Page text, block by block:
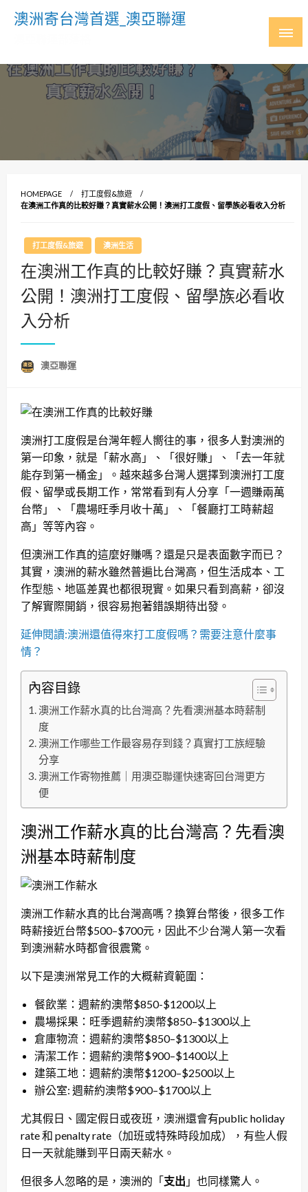
澳洲寄台灣首選_澳亞聯運
HOMEPAGE
打工度假&旅遊
在澳洲工作真的比較好賺？真實薪水公開！澳洲打工度假、留學族必看收入分析
打工度假&旅遊 澳洲生活
在澳洲工作真的比較好賺？真實薪水
公開！澳洲打工度假、留學族必看收
入分析
澳亞聯運
澳洲打工度假是台灣年輕人嚮往的事，很多人對澳洲的
第一印象，就是「薪水高」、「很好賺」、「去一年就
能存到第一桶金」。越來越多台灣人選擇到澳洲打工度
假、留學或長期工作，常常看到有人分享「一週賺兩萬
台幣」、「農場旺季月收十萬」、「餐廳打工時薪超
高」等等內容。
但澳洲工作真的這麼好賺嗎？還是只是表面數字而已？
其實，澳洲的薪水雖然普遍比台灣高，但生活成本、工
作型態、地區差異也都很現實。如果只看到高薪，卻沒
了解實際開銷，很容易抱著錯誤期待出發。
延伸閱讀:澳洲還值得來打工度假嗎？需要注意什麼事
情？
內容目錄
澳洲工作薪水真的比台灣高？先看澳洲基本時薪制
度
澳洲工作哪些工作最容易存到錢？真實打工族經驗
分享
澳洲工作寄物推薦｜用澳亞聯運快速寄回台灣更方
便
澳洲工作薪水真的比台灣高？先看澳
洲基本時薪制度
澳洲工作薪水真的比台灣高嗎？換算台幣後，很多工作
時薪接近台幣$500–$700元，因此不少台灣人第一次看
到澳洲薪水時都會很震驚。
以下是澳洲常見工作的大概薪資範圍：
餐飲業：週薪約澳幣$850-$1200以上
農場採果：旺季週薪約澳幣$850–$1300以上
倉庫物流：週薪約澳幣$850–$1300以上
清潔工作：週薪約澳幣$900–$1400以上
建築工地：週薪約澳幣$1200–$2500以上
辦公室: 週薪約澳幣$900–$1700以上
尤其假日、國定假日或夜班，澳洲還會有public holiday
rate 和 penalty rate（加班或特殊時段加成），有些人假
日一天就能賺到平日兩天薪水。
但很多人忽略的是，澳洲的「支出 」也同樣驚人。